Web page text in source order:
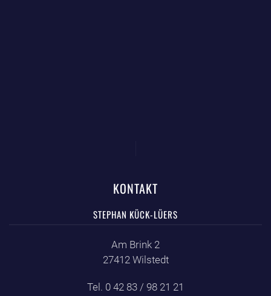
KONTAKT
STEPHAN KÜCK-LÜERS
Am Brink 2
27412 Wilstedt
Tel. 0 42 83 / 98 21 21